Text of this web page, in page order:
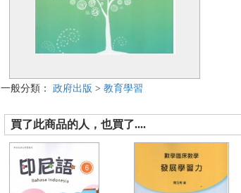
一般分類： 政府出版 > 教育學習
買了此商品的人，也買了....